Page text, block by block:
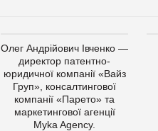
Олег Андрійович Івченко —
директор патентно-
юридичної компанії «Вайз
Груп», консалтингової
компанії «Парето» та
маркетингової агенції
Myka Agency.